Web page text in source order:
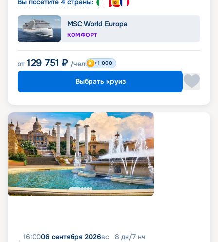
Вы посетите 4 страны:
MSC World Europa
КОМФОРТ
от 129 751 ₽ /чел +1 000
Выбрать круиз
16:0006 сентября 2026вс 8 дн/7 нч